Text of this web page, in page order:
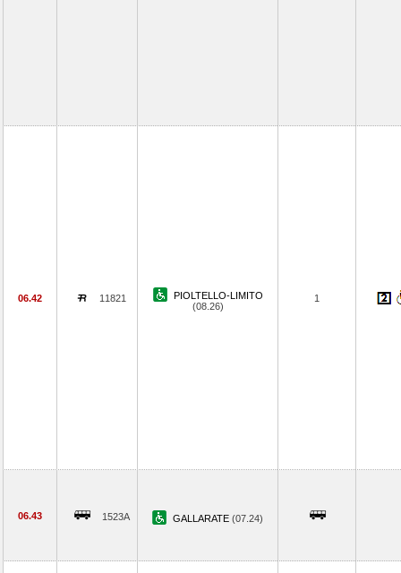
06.42 11821
PIOLTELLO-LIMITO
(08.26)
1
06.43 1523A GALLARATE (07.24)